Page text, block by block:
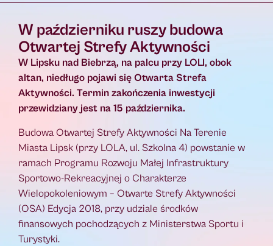
W październiku ruszy budowa
Otwartej Strefy Aktywności
W Lipsku nad Biebrzą, na palcu przy LOLI, obok
altan, niedługo pojawi się Otwarta Strefa
Aktywności. Termin zakończenia inwestycji
przewidziany jest na 15 października.
Budowa Otwartej Strefy Aktywności Na Terenie
Miasta Lipsk (przy LOLA, ul. Szkolna 4) powstanie w
ramach Programu Rozwoju Małej Infrastruktury
Sportowo-Rekreacyjnej o Charakterze
Wielopokoleniowym – Otwarte Strefy Aktywności
(OSA) Edycja 2018, przy udziale środków
finansowych pochodzących z Ministerstwa Sportu i
Turystyki.